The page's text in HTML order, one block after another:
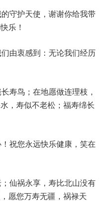
守护天使，谢谢你给我带
乐！
由衷感到：无论我们经历
寿鸟；在地愿做连理枝，
，寿似不老松；福寿绵长
祝您永远快乐健康，笑在
仙祸永享，寿比北山没有
愿您万寿无疆，祸禄天